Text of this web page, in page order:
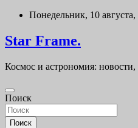
Перейти
содержимому
Понедельник, 10 августа,
Star Frame.
Космос и астрономия:
Поиск
Поиск